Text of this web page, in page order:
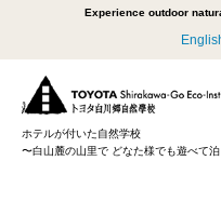
Experience outdoor
ホテルが付いた自然学校
〜白山麓の山里で どなた様でも遊べて